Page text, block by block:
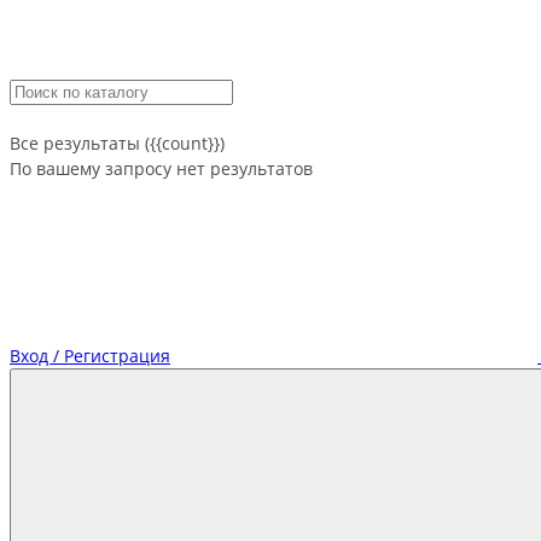
Все результаты ({{count}})
По вашему запросу нет результатов
Вход / Регистрация